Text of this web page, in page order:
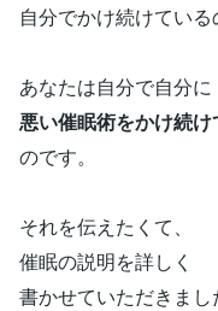
自分でかけ続けている
あなたは自分で自分に
悪い催眠術をかけ続け
のです。
それを伝えたくて、
催眠の説明を詳しく
書かせていただきまし